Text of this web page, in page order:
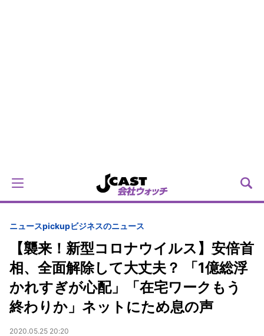
ニュースpickupビジネスのニュース
【襲来！新型コロナウイルス】安倍首
相、全面解除して大丈夫？ 「1億総浮
かれすぎが心配」「在宅ワークもう
終わりか」ネットにため息の声
2020.05.25 20:20